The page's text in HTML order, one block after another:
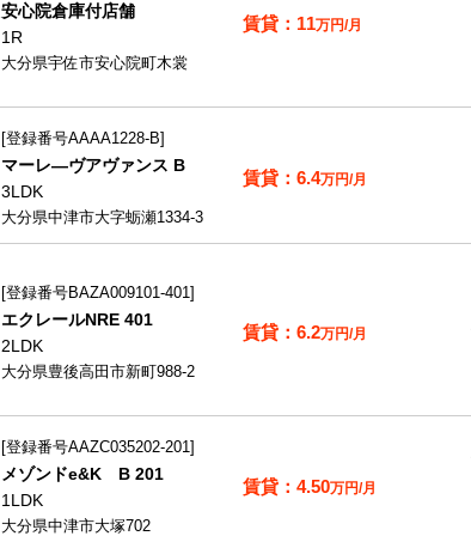
安心院倉庫付店舗
1R
大分県宇佐市安心院町木裳
11万円/月
登録番号AAAA1228-B
マーレ―ヴアヴァンス B
3LDK
大分県中津市大字蛎瀬1334-3
6.4万円/月
登録番号BAZA009101-401
エクレールNRE 401
2LDK
大分県豊後高田市新町988-2
6.2万円/月
登録番号AAZC035202-201
メゾンドe&K B 201
1LDK
大分県中津市大塚702
4.50万円/月